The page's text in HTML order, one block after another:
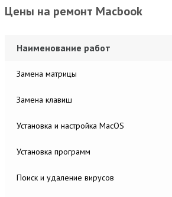
Цены на ремонт Macbook
Наименование работ
Замена матрицы
Замена клавиш
Установка и настройка MacОS
Установка программ
Поиск и удаление вирусов